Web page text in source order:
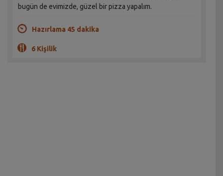
bugün de evimizde, güzel bir pizza yapalım.
Hazırlama 45 dakika
6 Kişilik